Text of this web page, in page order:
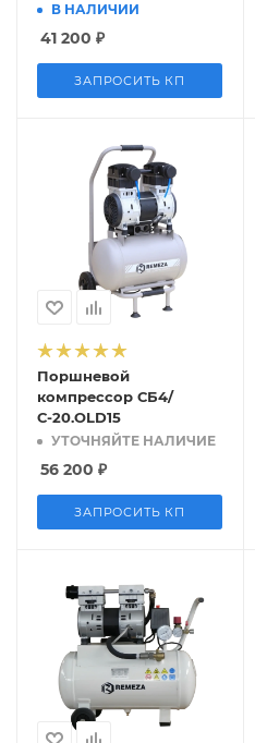
В НАЛИЧИИ
41 200 ₽
ЗАПРОСИТЬ КП
Поршневой
компрессор СБ4/
С-20.OLD15
УТОЧНЯЙТЕ НАЛИЧИЕ
56 200 ₽
ЗАПРОСИТЬ КП